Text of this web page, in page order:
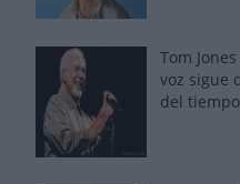
Tom
voz sigue
del tiempo